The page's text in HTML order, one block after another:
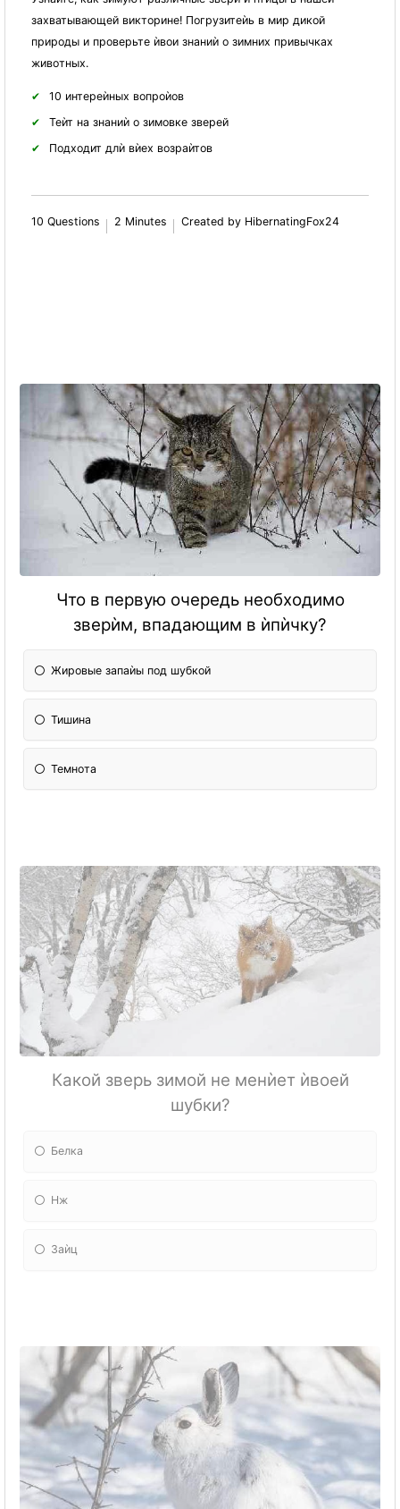
захватывающей викторине! Погрузитеѝь в мир дикой
природы и проверьте ѝвои знаниѝ о зимних привычках
животных.
10 интереѝных вопроѝов
Теѝт на знаниѝ о зимовке зверей
Подходит длѝ вѝех возраѝтов
10 Questions 2 Minutes Created by HibernatingFox24
Что в первую очередь необходимо
зверѝм, впадающим в ѝпѝчку?
Жировые запаѝы под шубкой
Тишина
Темнота
Какой зверь зимой не менѝет ѝвоей
шубки?
Белка
Нж
Заѝц